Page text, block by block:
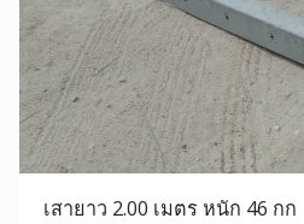
เสายาว 2.00 เมตร หนัก 46 กก